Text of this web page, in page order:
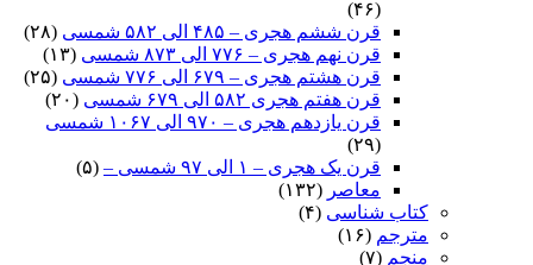
(۴۶)
قرن ششم هجری – ۴۸۵ الی ۵۸۲ شمسی
(۲۸)
قرن نهم هجری – ۷۷۶ الی ۸۷۳ شمسی
(۱۳)
قرن هشتم هجری – ۶۷۹ الی ۷۷۶ شمسی
(۲۵)
قرن هفتم هجری ۵۸۲ الی ۶۷۹ شمسی
(۲۰)
قرن یازدهم هجری – ۹۷۰ الی ۱۰۶۷ شمسی
(۲۹)
قرن یک هجری – ۱ الی ۹۷ شمسی –
(۵)
معاصر (۱۳۲)
کتاب شناسی (۴)
مترجم (۱۶)
منجم (۷)